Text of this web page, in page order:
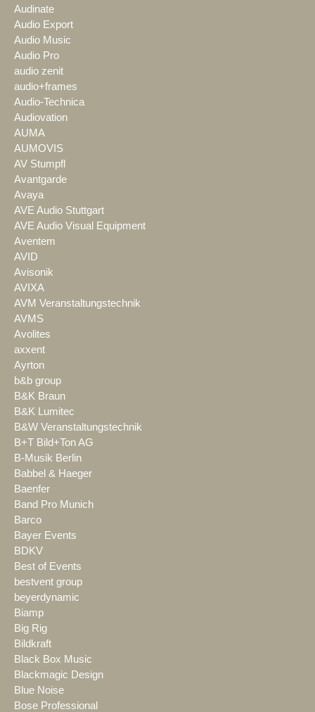
Audinate
Audio Export
Audio Music
Audio Pro
audio zenit
audio+frames
Audio-Technica
Audiovation
AUMA
AUMOVIS
AV Stumpfl
Avantgarde
Avaya
AVE Audio Stuttgart
AVE Audio Visual Equipment
Aventem
AVID
Avisonik
AVIXA
AVM Veranstaltungstechnik
AVMS
Avolites
axxent
Ayrton
b&b group
B&K Braun
B&K Lumitec
B&W Veranstaltungstechnik
B+T Bild+Ton AG
B-Musik Berlin
Babbel & Haeger
Baenfer
Band Pro Munich
Barco
Bayer Events
BDKV
Best of Events
bestvent group
beyerdynamic
Biamp
Big Rig
Bildkraft
Black Box Music
Blackmagic Design
Blue Noise
Bose Professional